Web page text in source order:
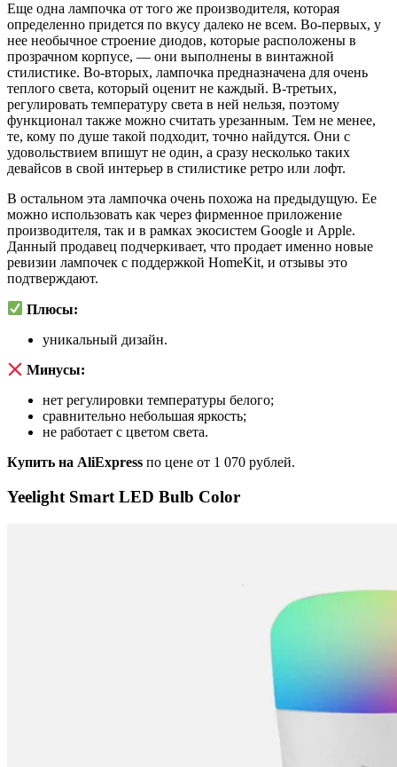
Еще одна лампочка от того же производителя, которая
определенно придется по вкусу далеко не всем. Во-первых, у
нее необычное строение диодов, которые расположены в
прозрачном корпусе, — они выполнены в винтажной
стилистике. Во-вторых, лампочка предназначена для очень
теплого света, который оценит не каждый. В-третьих,
регулировать температуру света в ней нельзя, поэтому
функционал также можно считать урезанным. Тем не менее,
те, кому по душе такой подходит, точно найдутся. Они с
удовольствием впишут не один, а сразу несколько таких
девайсов в свой интерьер в стилистике ретро или лофт.
В остальном эта лампочка очень похожа на предыдущую. Ее
можно использовать как через фирменное приложение
производителя, так и в рамках экосистем Google и Apple.
Данный продавец подчеркивает, что продает именно новые
ревизии лампочек с поддержкой HomeKit, и отзывы это
подтверждают.
Плюсы:
уникальный дизайн.
Минусы:
нет регулировки температуры белого;
сравнительно небольшая яркость;
не работает с цветом света.
Купить на AliExpress по цене от 1 070 рублей.
Yeelight Smart LED Bulb Color